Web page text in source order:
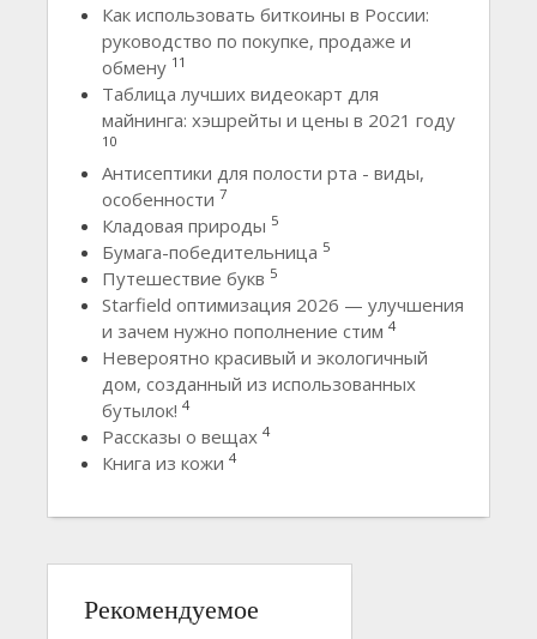
Как использовать биткоины в России:
руководство по покупке, продаже и
обмену 11
Таблица лучших видеокарт для
майнинга: хэшрейты и цены в 2021 году
10
Антисептики для полости рта - виды,
особенности 7
Кладовая природы 5
Бумага-победительница 5
Путешествие букв 5
Starfield оптимизация 2026 — улучшения
и зачем нужно пополнение стим 4
Невероятно красивый и экологичный
дом, созданный из использованных
бутылок! 4
Рассказы о вещах 4
Книга из кожи 4
Рекомендуемое